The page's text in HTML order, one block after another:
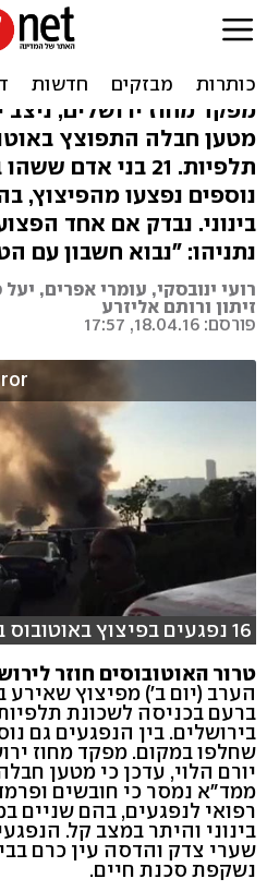
21 פצועים
מפקד מחוז ירושלים, ניצב
מטען חבלה התפוצץ
תלפיות. 21 בני
נוספים נפצעו מהפיצוץ,
בינוני. נבדק אם אחד
נתניהו: "נבוא חשבון עם
רועי ינובסקי, עומרי אפרים, יעל
זיתון ורותם אליזרע
פורסם: 18.04.16, 17:57
16 נפגעים בפיצוץ
מדברים תקשורת, עומרי
טרור האוטובוסים חוזר
הערב (יום ב') מפיצוץ שאירע
ברעם בכניסה לשכונת
בירושלים. בין הנפגעים גם
שחלפו במקום. מפקד מחוז
יורם הלוי, עדכן כי מטען
ממד"א נמסר כי חובשים
רפואי לנפגעים, בהם
בינוני והיתר במצב קל.
שערי צדק והדסה עין כרם
נשקפת סכנת חיים.